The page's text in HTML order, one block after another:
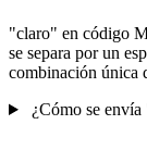
"claro" en código
se separa por un
combinación única
¿Cómo se